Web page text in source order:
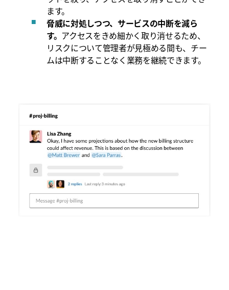
ます。
脅威に対処しつつ、サービスの中断を減ら
す。 アクセスをきめ細かく取り消せるため、
リスクについて管理者が見極める間も、チー
ムは中断することなく業務を継続できます。